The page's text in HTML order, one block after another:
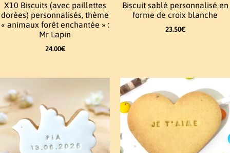
X10 Biscuits (avec paillettes
dorées) personnalisés, thème
« animaux forêt enchantée » :
Mr Lapin
24.00€
Biscuit sablé personnalisé en
forme de croix blanche
23.50€